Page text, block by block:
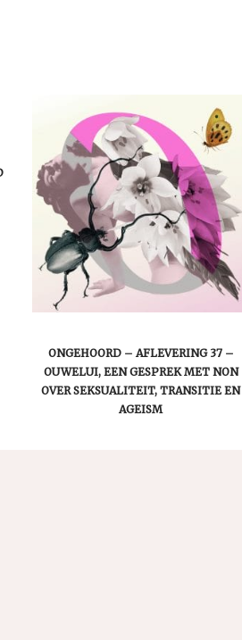
ONGEHOORD – AFLEVERING 37 –
OUWELUI, EEN GESPREK MET NON
OVER SEKSUALITEIT, TRANSITIE EN
AGEISM